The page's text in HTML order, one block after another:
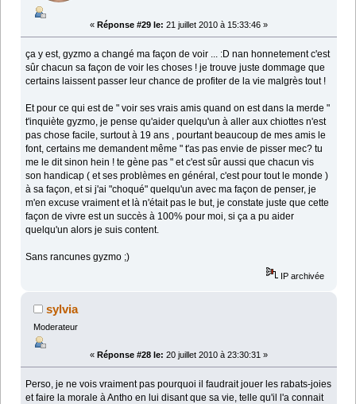
« Réponse #29 le: 21 juillet 2010 à 15:33:46 »
ça y est, gyzmo a changé ma façon de voir ... :D nan honnetement c'est
sûr chacun sa façon de voir les choses ! je trouve juste dommage que
certains laissent passer leur chance de profiter de la vie malgrès tout !
Et pour ce qui est de " voir ses vrais amis quand on est dans la merde "
t'inquiète gyzmo, je pense qu'aider quelqu'un à aller aux chiottes n'est
pas chose facile, surtout à 19 ans , pourtant beaucoup de mes amis le
font, certains me demandent même " t'as pas envie de pisser mec? tu
me le dit sinon hein ! te gène pas " et c'est sûr aussi que chacun vis
son handicap ( et ses problèmes en général, c'est pour tout le monde )
à sa façon, et si j'ai "choqué" quelqu'un avec ma façon de penser, je
m'en excuse vraiment et là n'était pas le but, je constate juste que cette
façon de vivre est un succès à 100% pour moi, si ça a pu aider
quelqu'un alors je suis content.
Sans rancunes gyzmo ;)
IP archivée
sylvia
Moderateur
« Réponse #28 le: 20 juillet 2010 à 23:30:31 »
Perso, je ne vois vraiment pas pourquoi il faudrait jouer les rabats-joies
et faire la morale à Antho en lui disant que sa vie, telle qu'il l'a connait